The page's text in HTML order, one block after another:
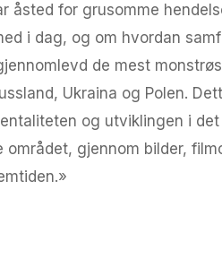
åsted for grusomme
i dag, og om hvordan
de mest
Ukraina og Polen.
og utviklingen i det
gjennom bilder,